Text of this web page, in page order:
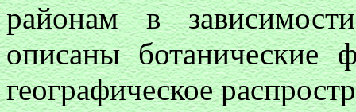
районам в
описаны
географическое